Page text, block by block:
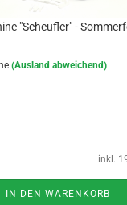
"Scheufler" -
(Ausland abweichend)
inkl.
IN DEN WARENKORB